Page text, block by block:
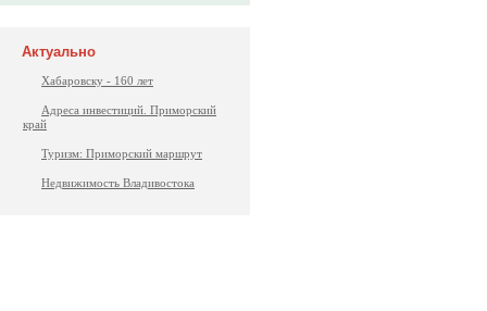
Актуально
Хабаровску - 160 лет
Адреса инвестиций. Приморский
край
Туризм: Приморский маршрут
Недвижимость Владивостока